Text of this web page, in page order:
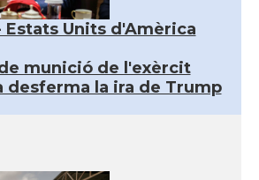
Units d'Amèrica
munició de l'exèrcit
desferma la ira de Trump